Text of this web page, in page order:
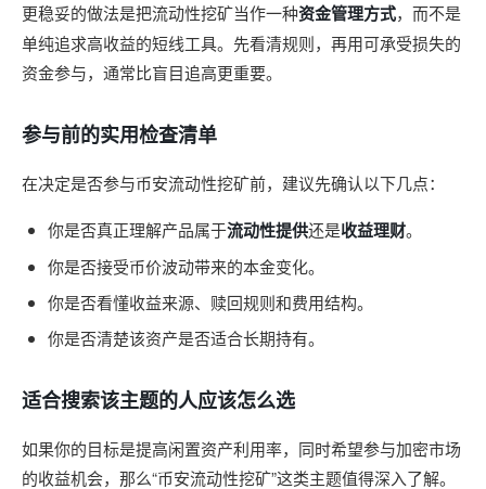
更稳妥的做法是把流动性挖矿当作一种资金管理方式，而不是
单纯追求高收益的短线工具。先看清规则，再用可承受损失的
资金参与，通常比盲目追高更重要。
参与前的实用检查清单
在决定是否参与币安流动性挖矿前，建议先确认以下几点：
你是否真正理解产品属于流动性提供还是收益理财。
你是否接受币价波动带来的本金变化。
你是否看懂收益来源、赎回规则和费用结构。
你是否清楚该资产是否适合长期持有。
适合搜索该主题的人应该怎么选
如果你的目标是提高闲置资产利用率，同时希望参与加密市场
的收益机会，那么“币安流动性挖矿”这类主题值得深入了解。